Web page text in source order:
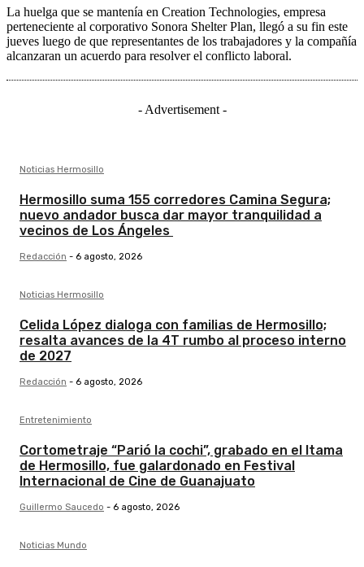
La huelga que se mantenía en Creation Technologies, empresa
perteneciente al corporativo Sonora Shelter Plan, llegó a su fin este
jueves luego de que representantes de los trabajadores y la compañía
alcanzaran un acuerdo para resolver el conflicto laboral.
- Advertisement -
Noticias Hermosillo
Hermosillo suma 155 corredores Camina Segura;
nuevo andador busca dar mayor tranquilidad a
vecinos de Los Ángeles
Redacción - 6 agosto, 2026
Noticias Hermosillo
Celida López dialoga con familias de Hermosillo;
resalta avances de la 4T rumbo al proceso interno
de 2027
Redacción - 6 agosto, 2026
Entretenimiento
Cortometraje “Parió la cochi”, grabado en el Itama
de Hermosillo, fue galardonado en Festival
Internacional de Cine de Guanajuato
Guillermo Saucedo - 6 agosto, 2026
Noticias Mundo